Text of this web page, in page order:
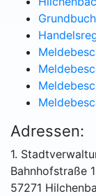
Adressen:
1.
Bahnhofstraße 1
57271